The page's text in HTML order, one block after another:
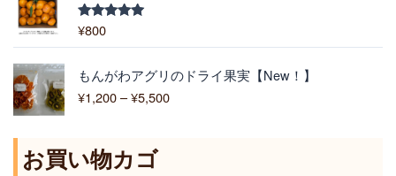
0
–
¥
5段階中
¥800
もんがわアグリのドライ果実【New！】
¥1,200 –¥5,500
格
帯
お買い物カゴ